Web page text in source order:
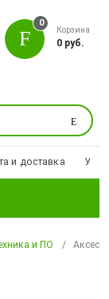
Поиск
0
Корзина
0 руб.
и доставка
и ПО